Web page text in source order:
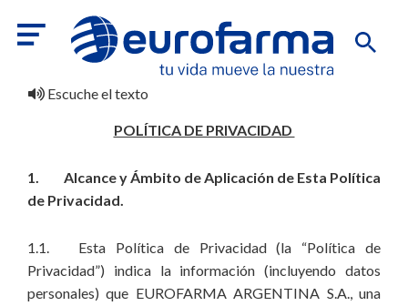
Escuche el texto
POLÍTICA DE PRIVACIDAD
1. Alcance y Ámbito de Aplicación de Esta Política
de Privacidad.
1.1. Esta Política de Privacidad (la “Política de
Privacidad”) indica la información (incluyendo datos
personales) que EUROFARMA ARGENTINA S.A., una